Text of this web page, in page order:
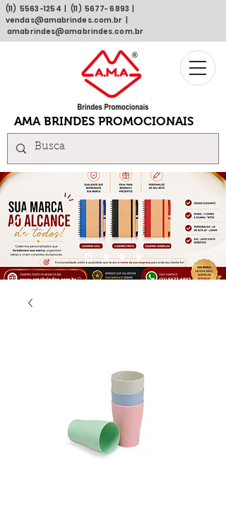
(11) 5563 -1254 | (11) 5677- 6893
vendas@amabrindes.com.br
amabrindes@amabrindes.com.br
AMA BRINDES PROMOCIONAIS